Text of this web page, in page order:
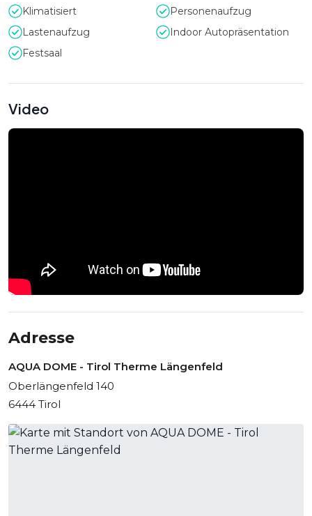
Klimatisiert
Personenaufzug
Lastenaufzug
Indoor Autopräsentation
Festsaal
Video
Adresse
AQUA DOME - Tirol Therme Längenfeld
Oberlängenfeld 140
6444 Tirol